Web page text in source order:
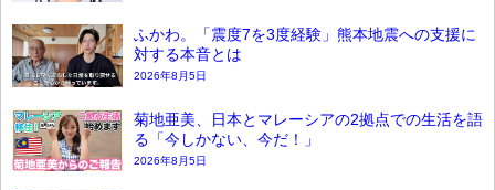
ふかわ。「震度7を3度経験」熊本地震への支援に
対する本音とは
2026年8月5日
菊地亜美、日本とマレーシアの2拠点での生活を語
る「今しかない、今だ！」
2026年8月5日